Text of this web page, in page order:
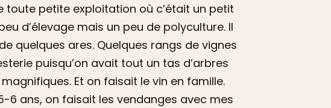
petite exploitation où c’était un petit
d’élevage mais un peu de polyculture. Il
quelques ares. Quelques rangs de vignes
puisqu’on avait tout un tas d’arbres
Et on faisait le vin en famille.
6 ans, on faisait les vendanges avec mes